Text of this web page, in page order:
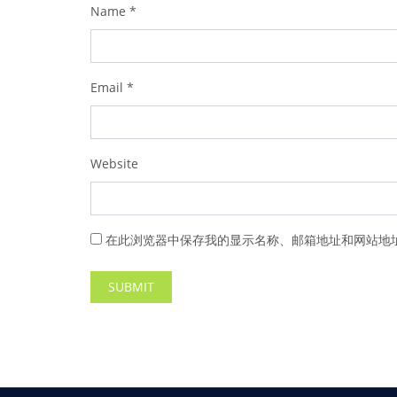
Name *
Email *
Website
在此浏览器中保存我的显示名称、邮箱地址和网站地